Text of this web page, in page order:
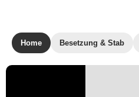
Home Besetzung & Stab